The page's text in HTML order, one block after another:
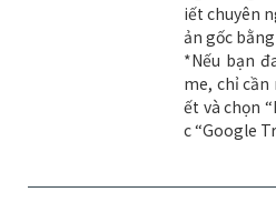
iết chuyên
ản gốc
*Nếu bạn
me, chỉ cần
ết và chọn
c “Google